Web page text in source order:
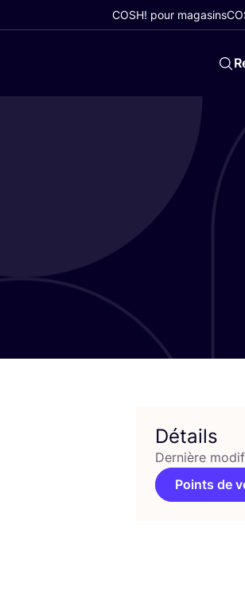
COSH! pour magasins
Détails
Dernière
Points de